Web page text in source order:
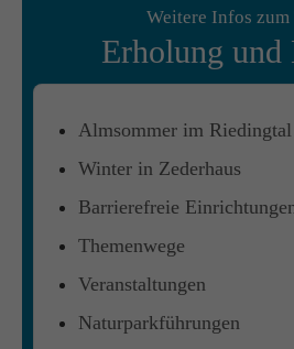
Weitere Infos zum
Erholung und
Almsommer im Riedingtal
Winter in Zederhaus
Barrierefreie
Themenwege
Veranstaltungen
Naturparkführungen